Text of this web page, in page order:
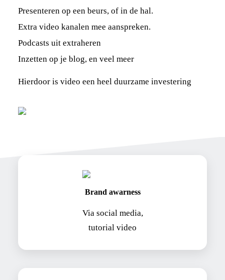
Presenteren op een beurs, of in de hal.
Extra video kanalen mee aanspreken.
Podcasts uit extraheren
Inzetten op je blog, en veel meer
Hierdoor is video een heel duurzame investering
Brand awarness
Via social media,
tutorial video